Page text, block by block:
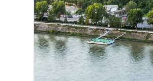
Испания
Казахстан
Канада